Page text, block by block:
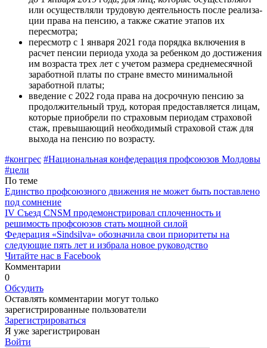
или осущест­вляли трудовую деятельность после реализа­
ции права на пенсию, а также сжатие этапов их
пересмотра;
пересмотр с 1 января 2021 года поряд­ка включения в
расчет пенсии периода ухо­да за ребенком до достижения
им возраста трех лет с учетом размера среднемесячной
заработной платы по стране вместо мини­мальной
заработной платы;
введение с 2022 года права на досроч­ную пенсию за
продолжительный труд, кото­рая предоставляется лицам,
которые при­обрели по страховым периодам страховой
стаж, превышающий необходимый страхо­вой стаж для
выхода на пенсию по возрасту.
#конгрес #На­циональная конфедерация профсо­юзов Молдовы
#цели
По теме
Единство профсоюзного движения не может быть поставлено
под сомнение
IV Съезд CNSM продемонстрировал сплоченность и
решимость профсоюзов стать мощной силой
Федерация «Sindsilva» обозначила свои приоритеты на
следующие пять лет и избрала новое руководство
Читайте нас в Facebook
Комментарии
0
Обсудить
Оставлять комментарии могут только
зарегистрированные пользователи
Зарегистрироваться
Я уже зарегистрирован
Войти